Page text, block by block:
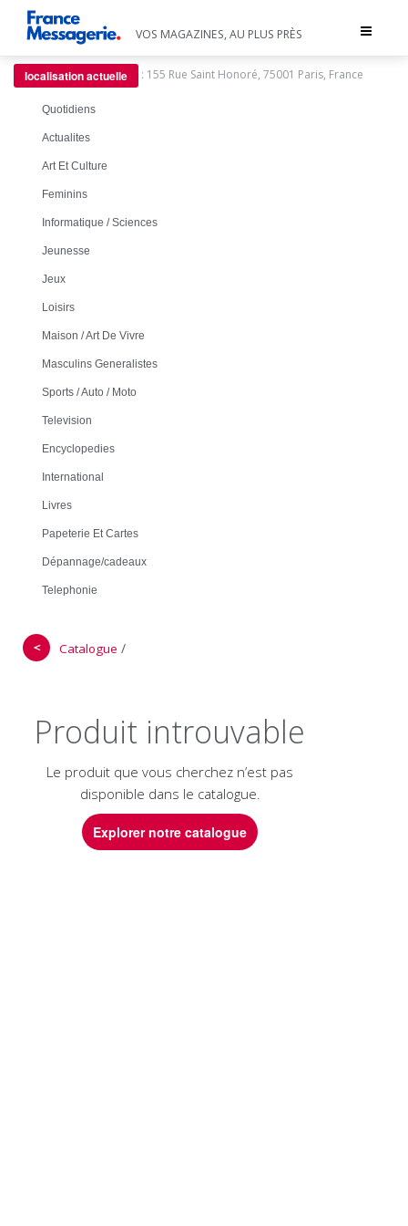
Toggle
VOS MAGAZINES, AU PLUS PRÈS
localisation actuelle : 155 Rue Saint Honoré, 75001 Paris, France
Quotidiens
Actualites
Art Et Culture
Feminins
Informatique / Sciences
Jeunesse
Jeux
Loisirs
Maison / Art De Vivre
Masculins Generalistes
Sports / Auto / Moto
Television
Encyclopedies
International
Livres
Papeterie Et Cartes
Dépannage/cadeaux
Telephonie
＜ Catalogue /
Produit introuvable
Le produit que vous cherchez n’est pas
disponible dans le catalogue.
Explorer notre catalogue